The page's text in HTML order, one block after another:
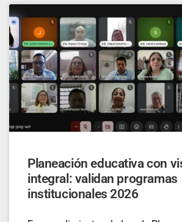
Planeación educativa con
integral: validan programas
institucionales 2026